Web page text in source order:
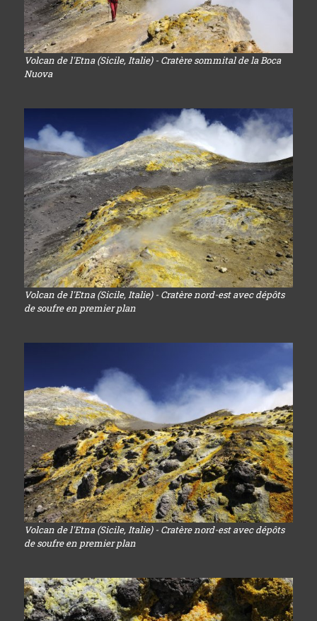
Volcan de l'Etna (Sicile, Italie) - Cratère sommital de la Boca
Nuova
Volcan de l'Etna (Sicile, Italie) - Cratère nord-est avec dépôts
de soufre en premier plan
Volcan de l'Etna (Sicile, Italie) - Cratère nord-est avec dépôts
de soufre en premier plan